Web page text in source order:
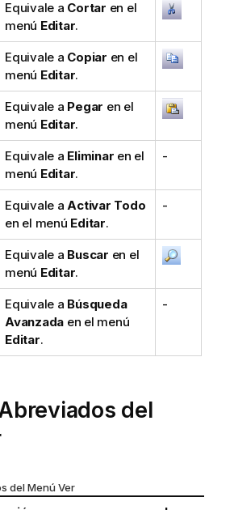
Equivale a Cortar en el
menú Editar.
Equivale a Copiar en el
menú Editar.
Equivale a Pegar en el
menú Editar.
Equivale a Eliminar en el
menú Editar.
-
Equivale aActivar Todo
en el menú Editar.
-
Equivale a Buscar en el
menú Editar.
Equivale a Búsqueda
Avanzada en el menú
Editar.
-
del
del Menú Ver